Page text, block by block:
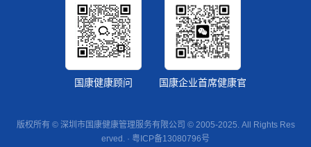
国康健康顾问 国康企业首席健康官
版权所有 © 深圳市国康健康管理服务有限公司 © 2005-2025. All Rights Res
erved. · 粤ICP备13080796号